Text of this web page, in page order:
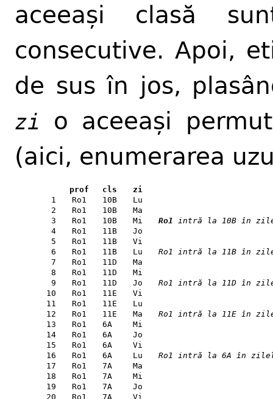
aceeași clasă
consecutive. Apoi,
de sus în jos,
zi
o aceeași
(aici, enumerarea
prof cls
zi
1
Ro1 10B
Lu
2
Ro1 10B
Ma
3
Ro1 10B Mi Ro1
intră la 10B în
4
Ro1 11B
Jo
5
Ro1 11B
Vi
6
Ro1 11B Lu
Ro1 intră la 11B în
7
Ro1 11D
Ma
8
Ro1 11D
Mi
9
Ro1 11D Jo
Ro1 intră la 11D în
10
Ro1 11E
Vi
11
Ro1 11E
Lu
12
Ro1 11E Ma
Ro1 intră la 11E în
13
Ro1 6A
Mi
14
Ro1 6A
Jo
15
Ro1 6A
Vi
16
Ro1 6A Lu
Ro1 intră la 6A în
17
Ro1 7A
Ma
18
Ro1 7A
Mi
19
Ro1 7A
Jo
20
Ro1 7A
Vi